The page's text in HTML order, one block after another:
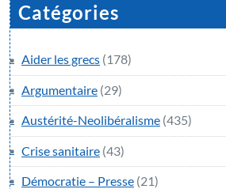
Catégories
Aider les grecs (178)
Argumentaire (29)
Austérité-Neolibéralisme (435)
Crise sanitaire (43)
Démocratie – Presse (21)